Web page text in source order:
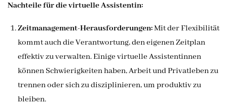
Nachteile für die virtuelle Assistentin:
Zeitmanagement-Herausforderungen:Mit der Flexibilität
kommt auch die Verantwortung, den eigenen Zeitplan
effektiv zu verwalten. Einige virtuelle Assistentinnen
können Schwierigkeiten haben, Arbeit und Privatleben zu
trennen oder sich zu disziplinieren, um produktiv zu
bleiben.